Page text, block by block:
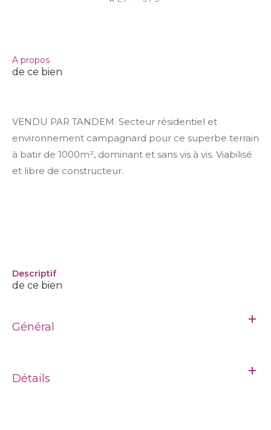
a propos
de ce bien
VENDU PAR TANDEM. Secteur résidentiel et
environnement campagnard pour ce superbe terrain
à batir de 1000m², dominant et sans vis à vis. Viabilisé
et libre de constructeur.
descriptif
de ce bien
Général
Détails